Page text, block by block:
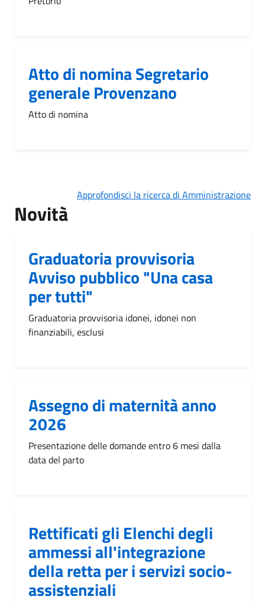
Atto di nomina Segretario
generale Provenzano
Atto di nomina
Approfondisci la ricerca di Amministrazione
Novità
Graduatoria provvisoria
Avviso pubblico "Una casa
per tutti"
Graduatoria provvisoria idonei, idonei non
finanziabili, esclusi
Assegno di maternità anno
2026
Presentazione delle domande entro 6 mesi dalla
data del parto
Rettificati gli Elenchi degli
ammessi all'integrazione
della retta per i servizi socio-
assistenziali